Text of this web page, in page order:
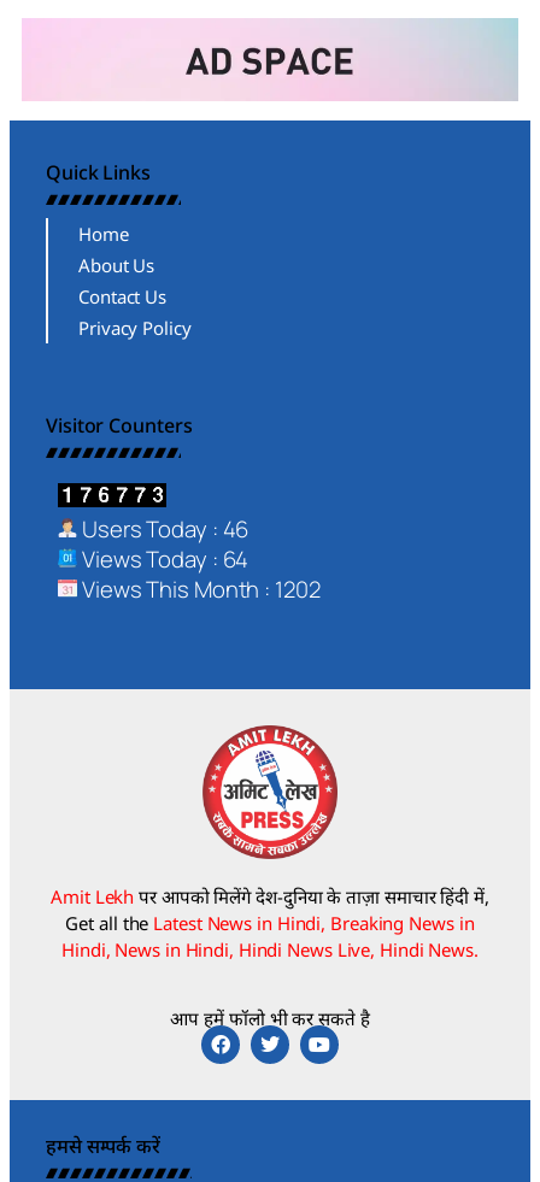
Quick Links
Home
About Us
Contact Us
Privacy Policy
Visitor Counters
Users Today : 46
Views Today : 64
Views This Month : 1202
Amit Lekh पर आपको मिलेंगे देश-दुनिया के ताज़ा समाचार हिंदी में,
Get all the Latest News in Hindi, Breaking News in
Hindi, News in Hindi, Hindi News Live, Hindi News.
आप हमें फॉलो भी कर सकते है
हमसे सम्पर्क करें